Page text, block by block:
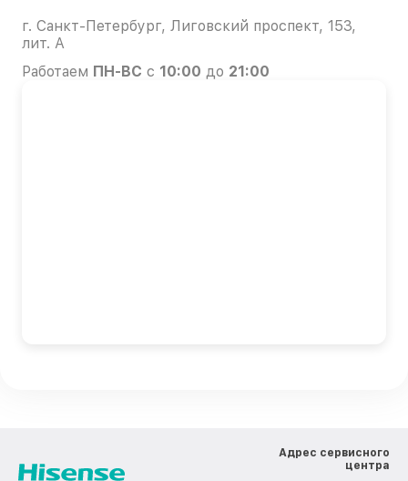
г. Санкт-Петербург, Лиговский проспект, 153,
лит. А
Работаем ПН-ВС с 10:00 до 21:00
Адрес сервисного
центра